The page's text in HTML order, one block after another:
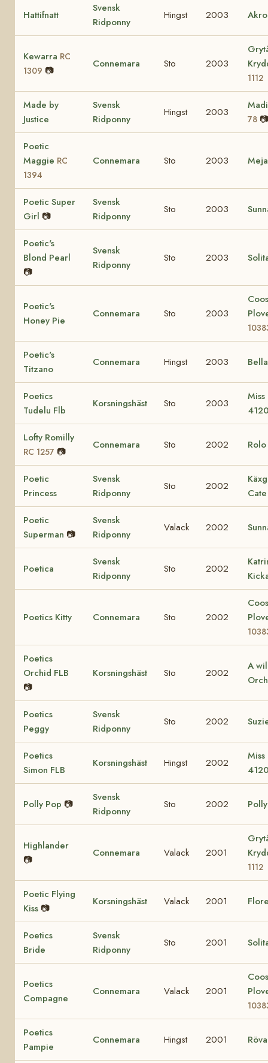
Hattifnatt
Svensk
Ridponny
Hingst 2003
Kewarra RC
1309 📷
Connemara Sto 2003
1112
Made by
Justice
Svensk
Ridponny
Hingst 2003
78 📷
Poetic
Maggie RC
1394
Connemara Sto 2003
Poetic Super
Girl 📷
Svensk
Ridponny
Sto 2003
Poetic's
Blond Pearl
📷
Svensk
Ridponny
Sto 2003
Poetic's
Honey Pie
Connemara Sto 2003
Poetic's
Titzano
Connemara Hingst 2003
Poetics
Tudelu Flb
Korsningshäst Sto 2003
Miss
Lofty Romilly
RC 1257 📷
Connemara Sto 2002 Rolo
Poetic
Princess
Svensk
Ridponny
Sto 2002
Cate
Poetic
Superman 📷
Svensk
Ridponny
Valack 2002
Poetica
Svensk
Ridponny
Sto 2002
Poetics Kitty Connemara Sto 2002
Poetics
Orchid FLB
📷
Korsningshäst Sto 2002
A
Poetics
Peggy
Svensk
Ridponny
Sto 2002
Poetics
Simon FLB
Korsningshäst Hingst 2002
Miss
Polly Pop 📷
Svensk
Ridponny
Sto 2002
Highlander
📷
Connemara Valack 2001
1112
Poetic Flying
Kiss 📷
Korsningshäst Valack 2001
Poetics
Bride
Svensk
Ridponny
Sto 2001
Poetics
Compagne
Connemara Valack 2001
Poetics
Pampie
Connemara Hingst 2001